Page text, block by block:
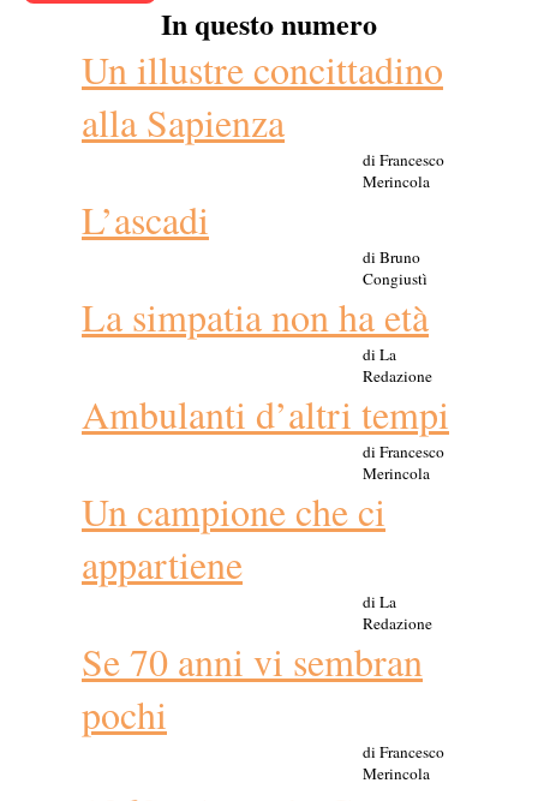
In questo numero
Un illustre concittadino
alla Sapienza
di Francesco
Merincola
L’ascadi
di Bruno
Congiustì
La simpatia non ha età
di La
Redazione
Ambulanti d’altri tempi
di Francesco
Merincola
Un campione che ci
appartiene
di La
Redazione
Se 70 anni vi sembran
pochi
di Francesco
Merincola